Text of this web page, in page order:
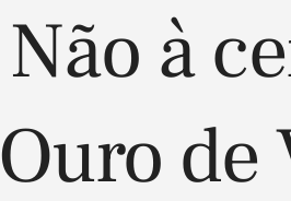
Não à
Ouro de